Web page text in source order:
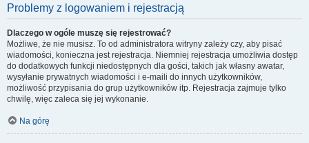
Problemy z logowaniem i rejestracją
Dlaczego w ogóle muszę się rejestrować?
Możliwe, że nie musisz. To od administratora witryny zależy czy, aby pisać
wiadomości, konieczna jest rejestracja. Niemniej rejestracja umożliwia dostęp
do dodatkowych funkcji niedostępnych dla gości, takich jak własny awatar,
wysyłanie prywatnych wiadomości i e-maili do innych użytkowników,
możliwość przypisania do grup użytkowników itp. Rejestracja zajmuje tylko
chwilę, więc zaleca się jej wykonanie.
Na górę